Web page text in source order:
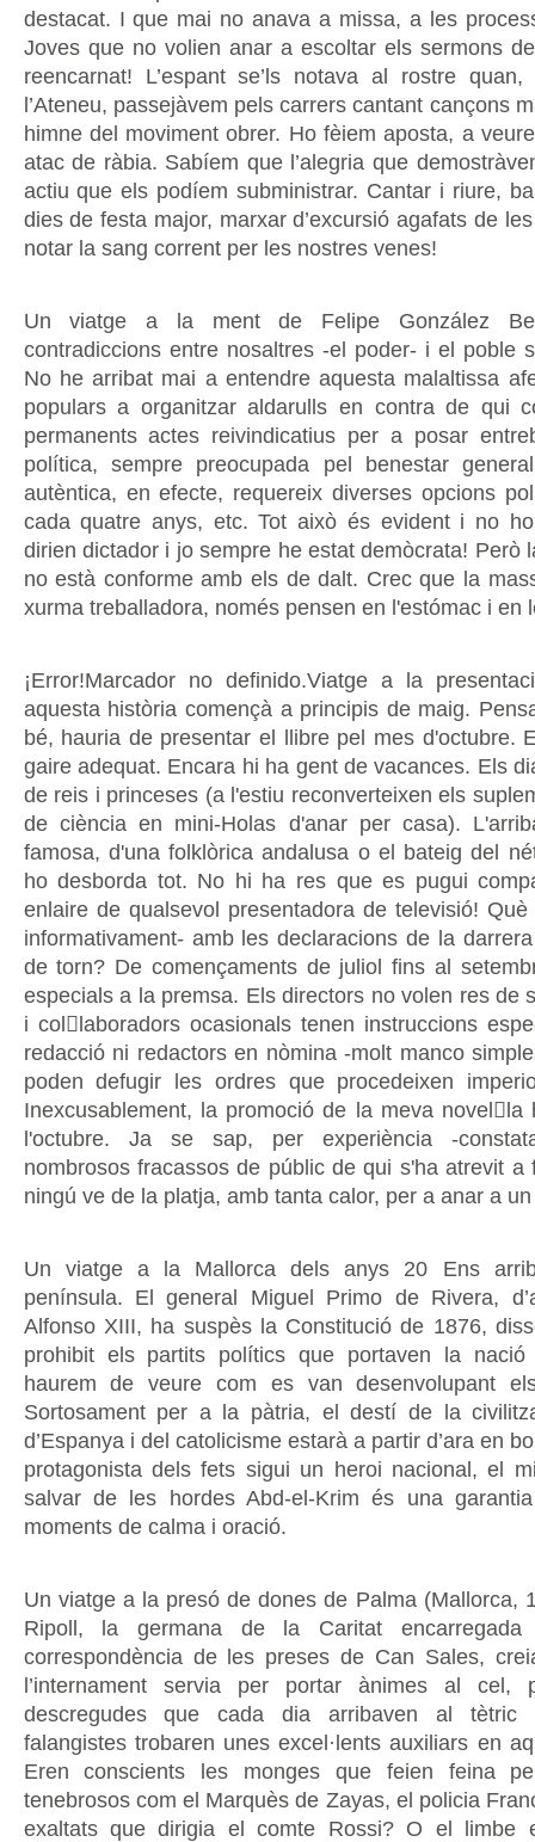
destacat. I que mai no anava a missa, a les
Joves que no volien anar a escoltar els sermons
reencarnat! L’espant se’ls notava al rostre
l’Ateneu, passejàvem pels carrers cantant cançons
himne del moviment obrer. Ho fèiem aposta, a
atac de ràbia. Sabíem que l’alegria que
actiu que els podíem subministrar. Cantar i riure,
dies de festa major, marxar d’excursió agafats de
notar la sang corrent per les nostres venes!
Un viatge a la ment de Felipe González
contradiccions entre nosaltres -el poder- i el poble
No he arribat mai a entendre aquesta malaltissa
populars a organitzar aldarulls en contra de qui
permanents actes reivindicatius per a posar
política, sempre preocupada pel benestar
autèntica, en efecte, requereix diverses opcions
cada quatre anys, etc. Tot això és evident i no
dirien dictador i jo sempre he estat demòcrata! Però
no està conforme amb els de dalt. Crec que la
xurma treballadora, només pensen en l'estómac i en
¡Error!Marcador no definido.Viatge a la
aquesta història començà a principis de maig.
bé, hauria de presentar el llibre pel mes d'octubre.
gaire adequat. Encara hi ha gent de vacances. Els
de reis i princeses (a l'estiu reconverteixen els
de ciència en mini-Holas d'anar per casa).
famosa, d'una folklòrica andalusa o el bateig del
ho desborda tot. No hi ha res que es pugui
enlaire de qualsevol presentadora de televisió!
informativament- amb les declaracions de la
de torn? De començaments de juliol fins al
especials a la premsa. Els directors no volen res de
i collaboradors ocasionals tenen instruccions
redacció ni redactors en nòmina -molt manco
poden defugir les ordres que procedeixen
Inexcusablement, la promoció de la meva
l'octubre. Ja se sap, per experiència -
nombrosos fracassos de públic de qui s'ha atrevit a
ningú ve de la platja, amb tanta calor, per a anar a
Un viatge a la Mallorca dels anys 20 Ens
península. El general Miguel Primo de Rivera,
Alfonso XIII, ha suspès la Constitució de 1876,
prohibit els partits polítics que portaven la
haurem de veure com es van desenvolupant
Sortosament per a la pàtria, el destí de la
d’Espanya i del catolicisme estarà a partir d’ara en
protagonista dels fets sigui un heroi nacional, el
salvar de les hordes Abd-el-Krim és una
moments de calma i oració.
Un viatge a la presó de dones de Palma (Mallorca,
Ripoll, la germana de la Caritat
correspondència de les preses de Can Sales,
l’internament servia per portar ànimes al cel,
descregudes que cada dia arribaven al tètric
falangistes trobaren unes excel·lents auxiliars en
Eren conscients les monges que feien feina
tenebrosos com el Marquès de Zayas, el policia
exaltats que dirigia el comte Rossi? O el limbe